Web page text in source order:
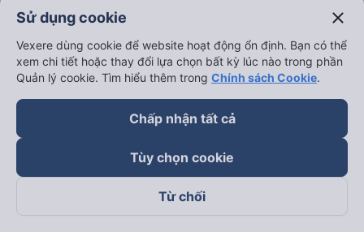
keyboard_arrow_down
Hỗ trợ
Sử dụng cookie close
Vexere dùng cookie để website hoạt động ổn định. Bạn có thể
xem chi tiết hoặc thay đổi lựa chọn bất kỳ lúc nào trong phần
Quản lý cookie. Tìm hiểu thêm trong Chính sách Cookie.
Chấp nhận tất cả
Tùy chọn cookie
Từ chối